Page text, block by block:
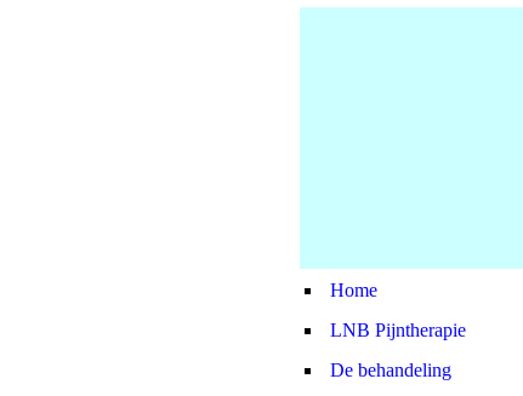
Home
LNB Pijntherapie
De behandeling